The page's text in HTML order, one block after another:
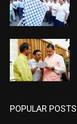
POPULAR POSTS